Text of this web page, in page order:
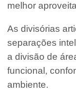
melhor
As divisórias
separações
a divisão de
funcional,
ambiente.